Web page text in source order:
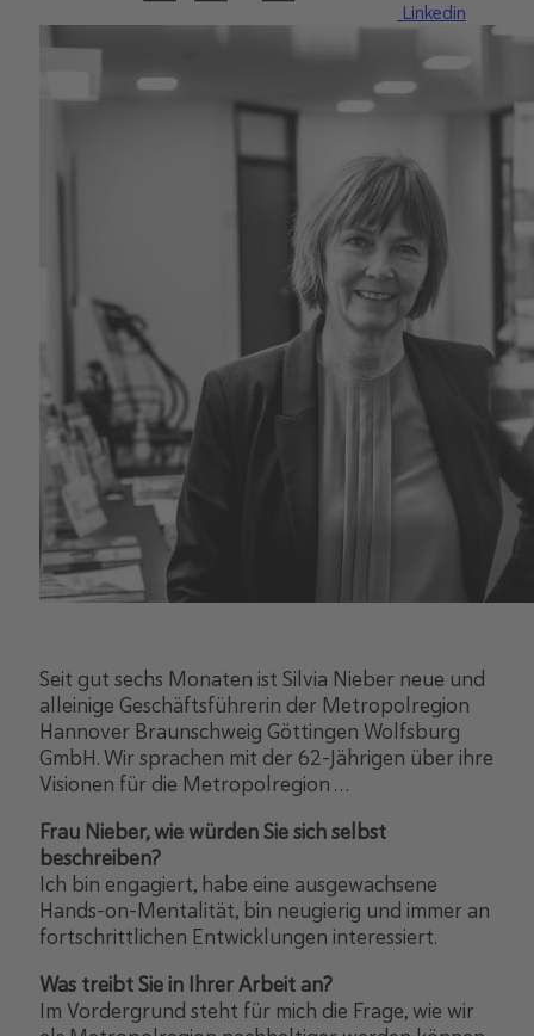
Linkedin
Seit gut sechs Monaten ist Silvia Nieber neue und
alleinige Geschäftsführerin der Metropolregion
Hannover Braunschweig Göttingen Wolfsburg
GmbH. Wir sprachen mit der 62-Jährigen über ihre
Visionen für die Metropolregion …
Frau Nieber, wie würden Sie sich selbst
beschreiben?
Ich bin engagiert, habe eine ausgewachsene
Hands-on-Mentalität, bin neugierig und immer an
fortschrittlichen Entwicklungen interessiert.
Was treibt Sie in Ihrer Arbeit an?
Im Vordergrund steht für mich die Frage, wie wir